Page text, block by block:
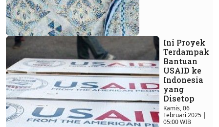
Ini Proyek
Terdampak
Bantuan
USAID ke
Indonesia
yang
Disetop
Kamis, 06
Februari 2025 |
05:00 WIB